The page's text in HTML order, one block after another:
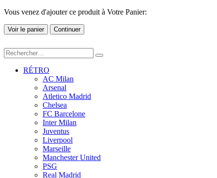
Vous venez d'ajouter ce produit à Votre Panier:
Voir le panier Continuer
RÉTRO
AC Milan
Arsenal
Atletico Madrid
Chelsea
FC Barcelone
Inter Milan
Juventus
Liverpool
Marseille
Manchester United
PSG
Real Madrid